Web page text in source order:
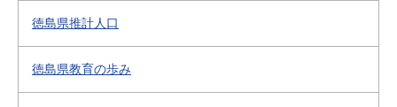
徳島県推計人口
徳島県教育の歩み